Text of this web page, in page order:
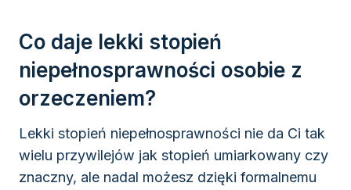
Co daje lekki stopień
niepełnosprawności osobie z
orzeczeniem?
Lekki stopień niepełnosprawności nie da Ci tak
wielu przywilejów jak stopień umiarkowany czy
znaczny, ale nadal możesz dzięki formalnemu